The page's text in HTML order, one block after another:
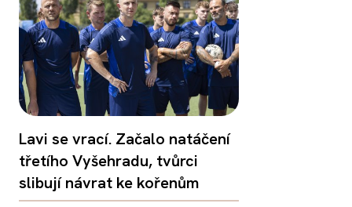
Lavi se vrací. Začalo natáčení
třetího Vyšehradu, tvůrci
slibují návrat ke kořenům